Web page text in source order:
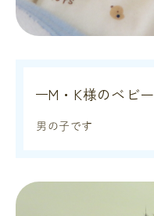
M・K様のベビー
男の子です